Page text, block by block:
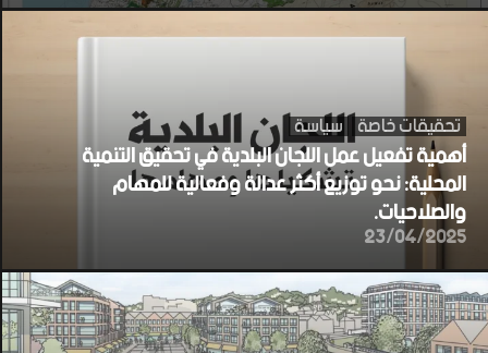
تحقيقات خاصة سياسة
أهمية تفعيل عمل اللجان البلدية في تحقيق التنمية
المحلية: نحو توزيع أكثر عدالة وفعالية للمهام
والصلاحيات.
23/04/2025